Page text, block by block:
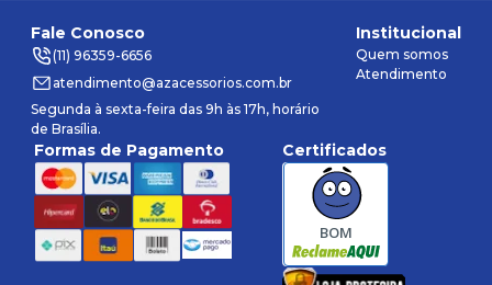
Fale Conosco
(11) 96359-6656
atendimento@azacessorios.com.br
Segunda à sexta-feira das 9h às 17h, horário
de Brasília.
Institucional
Quem somos
Atendimento
Formas de Pagamento Certificados
BOM